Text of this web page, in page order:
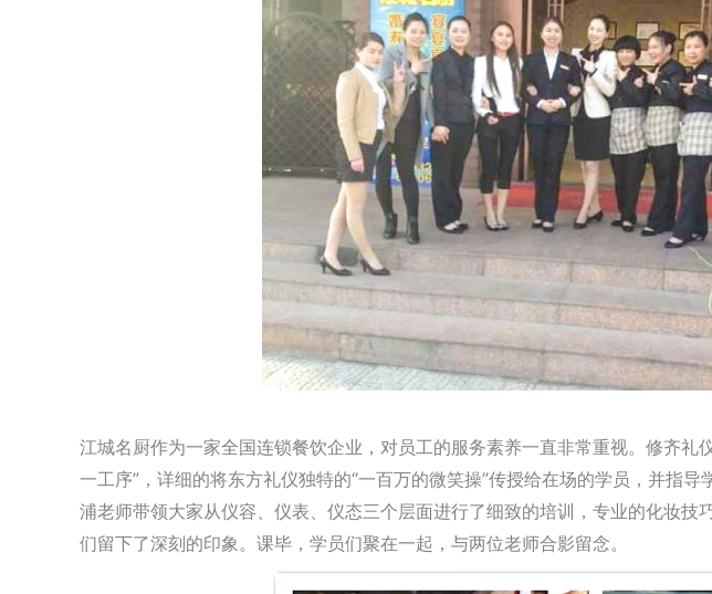
江城名厨作为一家全国连锁餐饮企业，对员工的服务素养一直非常重视。修齐礼
一工序”，详细的将东方礼仪独特的“一百万的微笑操”传授给在场的学员，并指
浦老师带领大家从仪容、仪表、仪态三个层面进行了细致的培训，专业的化妆技
们留下了深刻的印象。课毕，学员们聚在一起，与两位老师合影留念。